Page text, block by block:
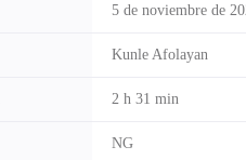
5 de noviembre de
Kunle Afolayan
2 h 31 min
NG